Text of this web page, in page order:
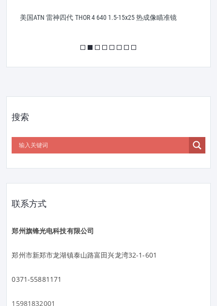
美国ATN 雷神四代 THOR 4 640 1.5-15x25 热成像瞄准镜
搜索
联系方式
郑州旗锋光电科技有限公司
郑州市新郑市龙湖镇泰山路富田兴龙湾32-1-601
0371-55881171
15981832001